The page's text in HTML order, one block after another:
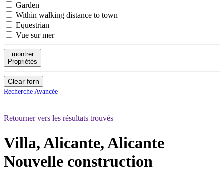
Garden
Within walking distance to town
Equestrian
Vue sur mer
montrer
Propriétés
Clear forn
Recherche Avancée
Retourner vers les résultats trouvés
Villa, Alicante, Alicante
Nouvelle construction